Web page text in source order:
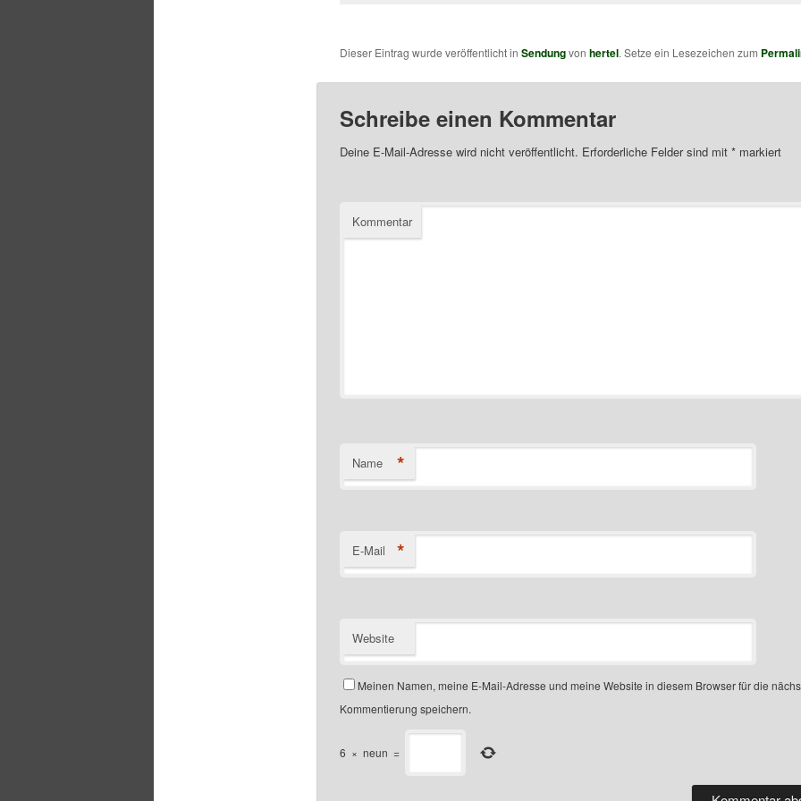
Dieser Eintrag wurde veröffentlicht in Sendungvon hertel. Setze ein Lesezeichen zum
Schreibe einen Kommentar
Deine E-Mail-Adresse wird nicht veröffentlicht. Erforderliche Felder sind mit *markiert
Kommentar
Name *
E-Mail *
Website
Meinen Namen, meine E-Mail-Adresse und meine Website in diesem Browser für die
Kommentierung speichern.
6 × neun =